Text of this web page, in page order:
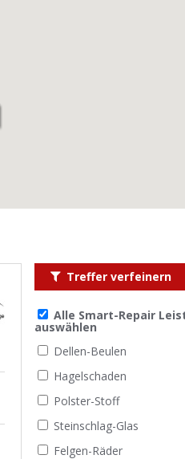
Treffer verfeinern
Alle Smart-Repair
auswählen
Dellen-Beulen
Hagelschaden
Polster-Stoff
Steinschlag-Glas
Felgen-Räder